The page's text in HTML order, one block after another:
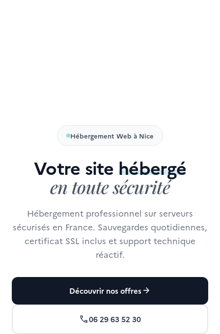
Hébergement Web à Nice
Votre sitehébergé
en toute sécurité
Hébergement professionnel sur serveurs
sécurisés en France. Sauvegardes quotidiennes,
certificat SSL inclus et support technique
réactif.
Découvrir nos offresarrow_forward
call06 29 63 52 30